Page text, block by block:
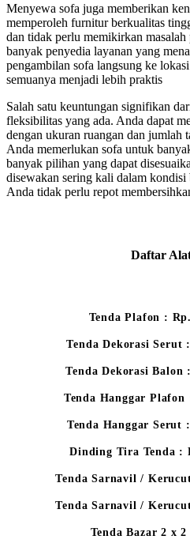
Menyewa sofa juga memberikan
memperoleh furnitur berkualitas
dan tidak perlu memikirkan
banyak penyedia layanan yang
pengambilan sofa langsung ke
semuanya menjadi lebih praktis
Salah satu keuntungan signifikan
fleksibilitas yang ada. Anda dapat
dengan ukuran ruangan dan jumlah
Anda memerlukan sofa untuk
banyak pilihan yang dapat
disewakan sering kali dalam kondisi
Anda tidak perlu repot
Daftar
Tenda Plafon :
Tenda Dekorasi Serut
Tenda Dekorasi Balon
Tenda Hanggar Plafon
Tenda Hanggar Serut
Dinding Tira Tenda :
Tenda Sarnavil /
Tenda Sarnavil /
Tenda Bazar 2 x